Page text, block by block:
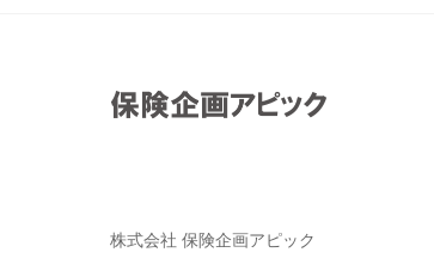
株式会社 保険企画アピック